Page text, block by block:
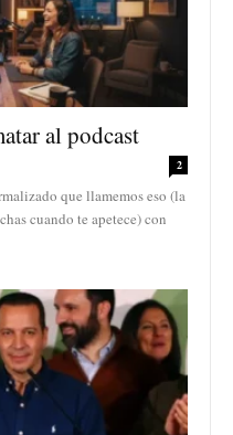
al podcast
2
que llamemos eso (la
cuando te apetece) con